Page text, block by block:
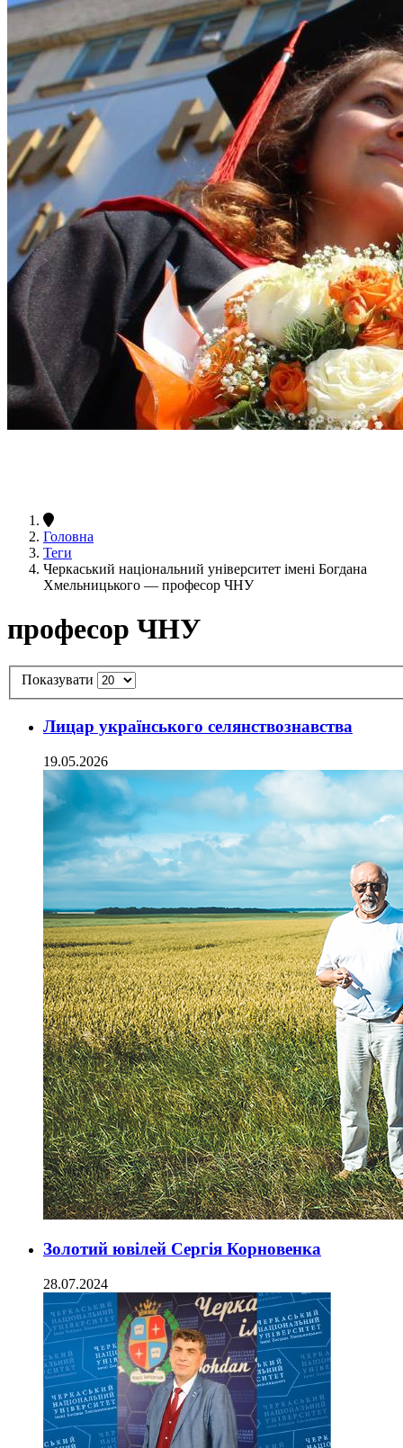
Головна
Теги
Черкаський національний університет імені Богдана
Хмельницького — професор ЧНУ
професор ЧНУ
Показувати
Лицар українського селянствознавства
19.05.2026
Золотий ювілей Сергія Корновенка
28.07.2024